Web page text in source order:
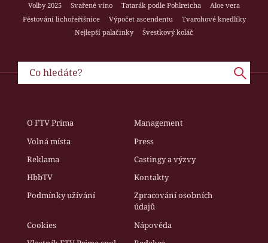
Volby 2025
Svařené víno Tatarák podle Pohlreicha
Aloe vera
Pěstování lichořeřišnice
Výpočet ascendentu
Tvarohové knedlíky
Nejlepší palačinky
Švestkový koláč
O FTV Prima
Management
Volná místa
Press
Reklama
Castingy a výzvy
HbbTV
Kontakty
Podmínky užívání
Zpracování osobních
údajů
Cookies
Nápověda